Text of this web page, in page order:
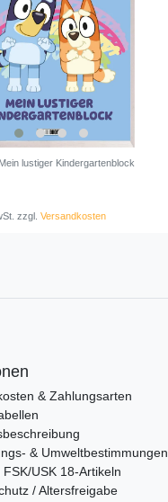
lustiger Kindergartenblock
zzgl.Versandkosten
& Zahlungsarten
& Umweltbestimmungen
FSK/USK 18-Artikeln
/ Altersfreigabe